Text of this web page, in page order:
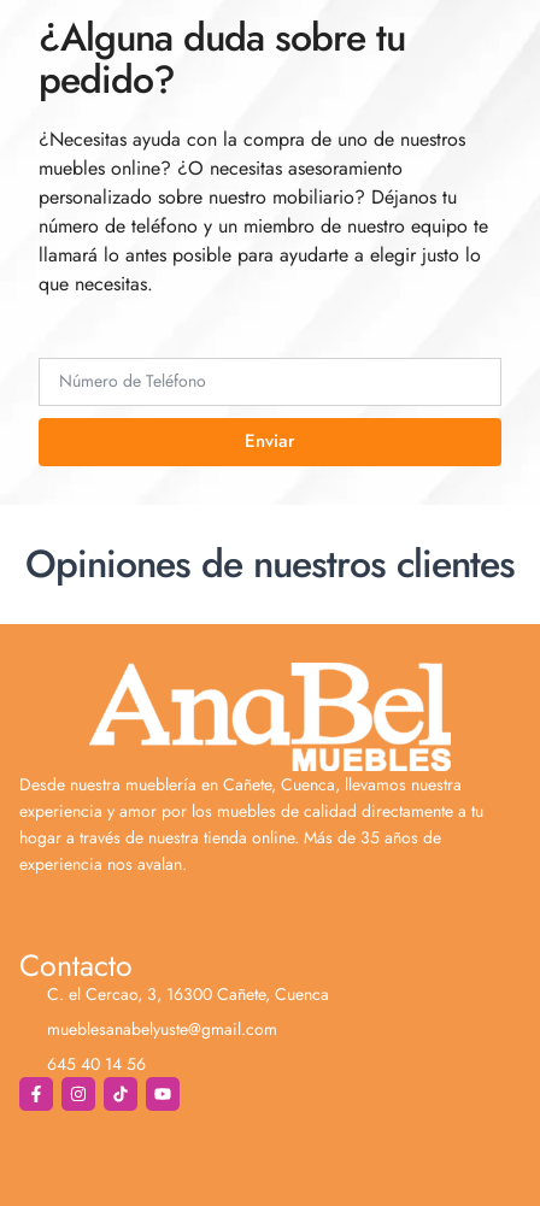
¿Alguna duda sobre tu
pedido?
¿Necesitas ayuda con la compra de uno de nuestros
muebles online? ¿O necesitas asesoramiento
personalizado sobre nuestro mobiliario? Déjanos tu
número de teléfono y un miembro de nuestro equipo te
llamará lo antes posible para ayudarte a elegir justo lo
que necesitas.
Enviar
Opiniones de nuestros clientes
Desde nuestra mueblería en Cañete, Cuenca, llevamos nuestra
experiencia y amor por los muebles de calidad directamente a tu
hogar a través de nuestra tienda online. Más de 35 años de
experiencia nos avalan.
Contacto
C. el Cercao, 3, 16300 Cañete, Cuenca
mueblesanabelyuste@gmail.com
645 40 14 56